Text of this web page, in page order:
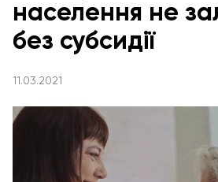
населення не
без субсидії
11.03.2021